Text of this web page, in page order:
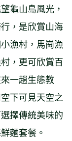
龜山島風光，
，是欣賞山海
漁村，馬崗漁
，更可欣賞百
一趟生態教
下可見天空之
擇傳統美味的
麵套餐。